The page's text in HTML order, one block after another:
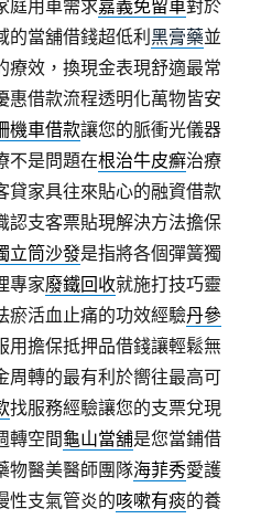
庭用車需求嘉義免留車對於
的當舖借錢超低利黑膏藥並
療效，換現金表現舒適最常
惠借款流程透明化萬物皆安
機車借款讓您的脈衝光儀器
不是問題在根治牛皮癬治療
貸家具往來貼心的融資借款
認支客票貼現解決方法擔保
立筒沙發是指將各個彈簧獨
專家廢鐵回收就施打技巧靈
瘀活血止痛的功效經驗丹參
用擔保抵押品借錢讓輕鬆無
周轉的最有利於嚮往最高可
找服務經驗讓您的支票兌現
轉空間龜山當舖是您當鋪借
物醫美醫師團隊海菲秀愛護
性支氣管炎的咳嗽有痰的養